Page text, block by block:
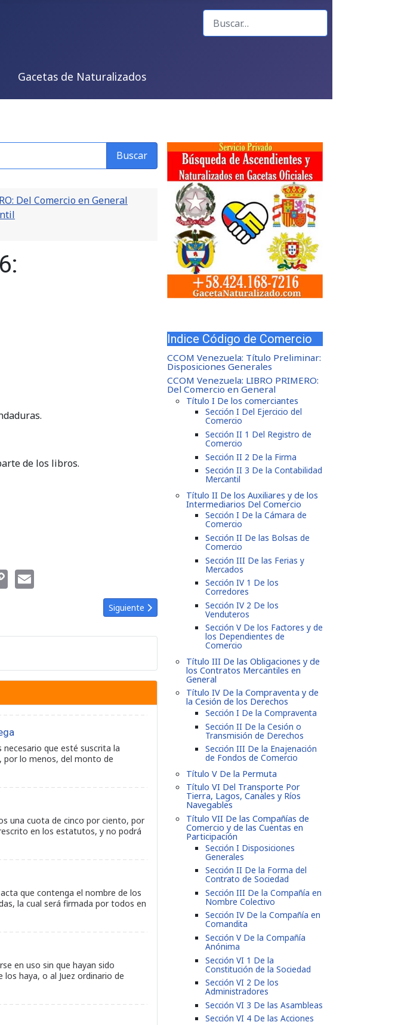
Buscar
Gacetas de Naturalizados
Buscar
Del Comercio en General
de los libros.
Copy
Artículo siguiente: Código de Comercio Artículo 37: Salvaturas
Siguiente
que esté suscrita la
por lo menos, del monto de
una cuota de cinco por ciento, por
en los estatutos, y no podrá
que contenga el nombre de los
la cual será firmada por todos en
en uso sin que hayan sido
haya, o al Juez ordinario de
Indice Código de Comercio
CCOM Venezuela: Título Preliminar:
Disposiciones Generales
CCOM Venezuela: LIBRO PRIMERO:
Del Comercio en General
Título I De los comerciantes
Sección I Del Ejercicio del
Comercio
Sección II 1 Del Registro de
Comercio
Sección II 2 De la Firma
Sección II 3 De la Contabilidad
Mercantil
Título II De los Auxiliares y de los
Intermediarios Del Comercio
Sección I De la Cámara de
Comercio
Sección II De las Bolsas de
Comercio
Sección III De las Ferias y
Mercados
Sección IV 1 De los
Corredores
Sección IV 2 De los
Venduteros
Sección V De los Factores y de
los Dependientes de
Comercio
Título III De las Obligaciones y de
los Contratos Mercantiles en
General
Título IV De la Compraventa y de
la Cesión de los Derechos
Sección I De la Compraventa
Sección II De la Cesión o
Transmisión de Derechos
Sección III De la Enajenación
de Fondos de Comercio
Título V De la Permuta
Título VI Del Transporte Por
Tierra, Lagos, Canales y Ríos
Navegables
Título VII De las Compañías de
Comercio y de las Cuentas en
Participación
Sección I Disposiciones
Generales
Sección II De la Forma del
Contrato de Sociedad
Sección III De la Compañía en
Nombre Colectivo
Sección IV De la Compañía en
Comandita
Sección V De la Compañía
Anónima
Sección VI 1 De la
Constitución de la Sociedad
Sección VI 2 De los
Administradores
Sección VI 3 De las Asambleas
Sección VI 4 De las Acciones